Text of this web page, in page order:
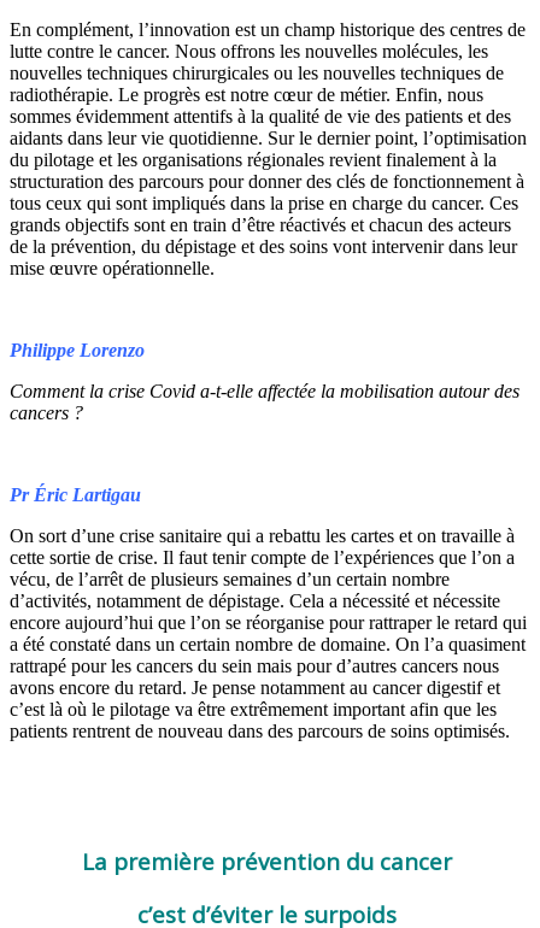
En complément, l’innovation est un champ historique des centres de
lutte contre le cancer. Nous offrons les nouvelles molécules, les
nouvelles techniques chirurgicales ou les nouvelles techniques de
radiothérapie. Le progrès est notre cœur de métier. Enfin, nous
sommes évidemment attentifs à la qualité de vie des patients et des
aidants dans leur vie quotidienne. Sur le dernier point, l’optimisation
du pilotage et les organisations régionales revient finalement à la
structuration des parcours pour donner des clés de fonctionnement à
tous ceux qui sont impliqués dans la prise en charge du cancer. Ces
grands objectifs sont en train d’être réactivés et chacun des acteurs
de la prévention, du dépistage et des soins vont intervenir dans leur
mise œuvre opérationnelle.
Philippe Lorenzo
Comment la crise Covid a-t-elle affectée la mobilisation autour des
cancers ?
Pr Éric Lartigau
On sort d’une crise sanitaire qui a rebattu les cartes et on travaille à
cette sortie de crise. Il faut tenir compte de l’expériences que l’on a
vécu, de l’arrêt de plusieurs semaines d’un certain nombre
d’activités, notamment de dépistage. Cela a nécessité et nécessite
encore aujourd’hui que l’on se réorganise pour rattraper le retard qui
a été constaté dans un certain nombre de domaine. On l’a quasiment
rattrapé pour les cancers du sein mais pour d’autres cancers nous
avons encore du retard. Je pense notamment au cancer digestif et
c’est là où le pilotage va être extrêmement important afin que les
patients rentrent de nouveau dans des parcours de soins optimisés.
La première prévention du cancer
c’est d’éviter le surpoids